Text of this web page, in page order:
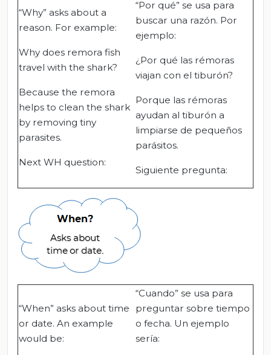
“Why” asks about a
reason. For example:
Why does remora fish
travel with the shark?
Because the remora
helps to clean the shark
by removing tiny
parasites.
Next WH question:
“Por qué” se usa para
buscar una razón. Por
ejemplo:
¿Por qué las rémoras
viajan con el tiburón?
Porque las rémoras
ayudan al tiburón a
limpiarse de pequeños
parásitos.
Siguiente pregunta:
“When” asks about time
or date. An example
would be:
“Cuando” se usa para
preguntar sobre tiempo
o fecha. Un ejemplo
sería: